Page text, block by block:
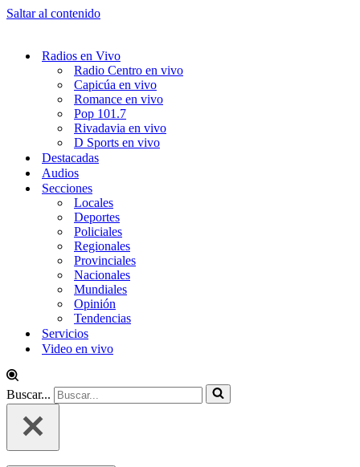
Saltar al contenido
Radios en Vivo
Radio Centro en vivo
Capicúa en vivo
Romance en vivo
Pop 101.7
Rivadavia en vivo
D Sports en vivo
Destacadas
Audios
Secciones
Locales
Deportes
Policiales
Regionales
Provinciales
Nacionales
Mundiales
Opinión
Tendencias
Servicios
Video en vivo
Buscar...